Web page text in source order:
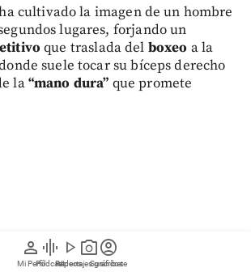
person
Mi Perfil
graphic_eq
Pódcast
play_arrow
Videos
photo_camera
Reportajes gráficos
account_circle
Suscríbete
cultivado la imagen de un hombre
lugares, forjando un
que traslada del boxeo a la
suele tocar su bíceps derecho
la“mano dura” que promete